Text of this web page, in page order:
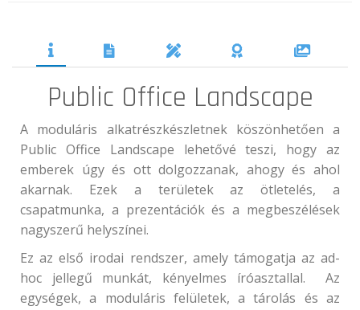
Public Office Landscape
A moduláris alkatrészkészletnek köszönhetően a
Public Office Landscape lehetővé teszi, hogy az
emberek úgy és ott dolgozzanak, ahogy és ahol
akarnak. Ezek a területek az ötletelés, a
csapatmunka, a prezentációk és a megbeszélések
nagyszerű helyszínei.
Ez az első irodai rendszer, amely támogatja az ad-
hoc jellegű munkát, kényelmes íróasztallal. Az
egységek, a moduláris felületek, a tárolás és az